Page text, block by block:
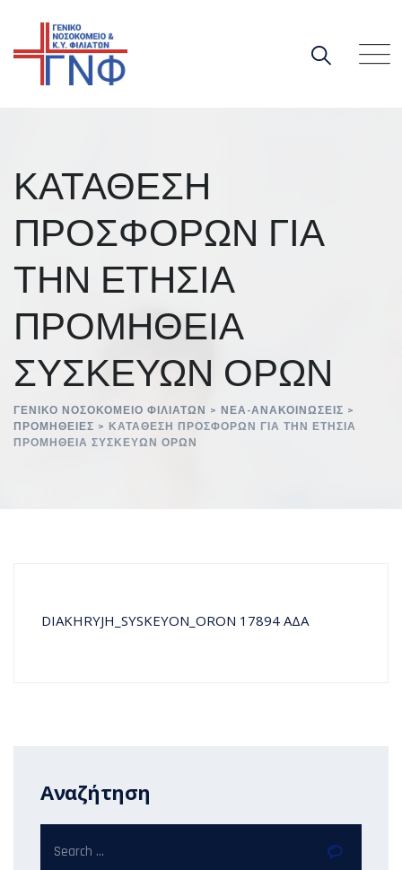
content
ΚΑΤΑΘΕΣΗ
ΠΡΟΣΦΟΡΩΝ ΓΙΑ
ΤΗΝ ΕΤΗΣΙΑ
ΠΡΟΜΗΘΕΙΑ
ΣΥΣΚΕΥΩΝ ΟΡΩΝ
ΓΕΝΙΚΌ ΝΟΣΟΚΟΜΕΊΟ ΦΙΛΙΑΤΏΝ > ΝΈΑ-ΑΝΑΚΟΙΝΏΣΕΙΣ >
ΠΡΟΜΉΘΕΙΕΣ > ΚΑΤΑΘΕΣΗ ΠΡΟΣΦΟΡΩΝ ΓΙΑ ΤΗΝ ΕΤΗΣΙΑ
ΠΡΟΜΗΘΕΙΑ ΣΥΣΚΕΥΩΝ ΟΡΩΝ
DIAKHRYJH_SYSKEYON_ORON 17894 ΑΔΑ
Αναζήτηση